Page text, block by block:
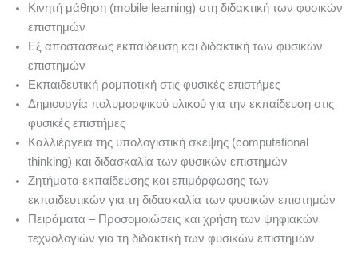
Κινητή μάθηση (mobile learning) στη διδακτική των φυσικών
επιστημών
Εξ αποστάσεως εκπαίδευση και διδακτική των φυσικών
επιστημών
Εκπαιδευτική ρομποτική στις φυσικές επιστήμες
Δημιουργία πολυμορφικού υλικού για την εκπαίδευση στις
φυσικές επιστήμες
Καλλιέργεια της υπολογιστική σκέψης (computational
thinking) και διδασκαλία των φυσικών επιστημών
Ζητήματα εκπαίδευσης και επιμόρφωσης των
εκπαιδευτικών για τη διδασκαλία των φυσικών επιστημών
Πειράματα – Προσομοιώσεις και χρήση των ψηφιακών
τεχνολογιών για τη διδακτική των φυσικών επιστημών